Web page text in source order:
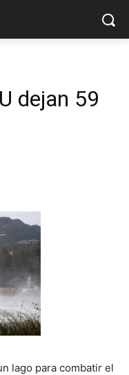
dejan 59
lago para combatir el